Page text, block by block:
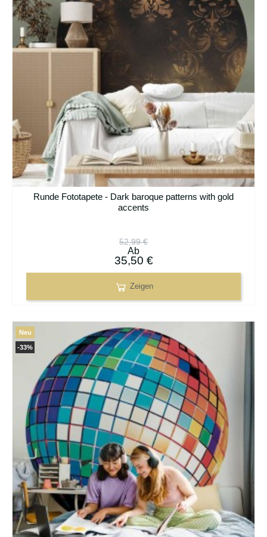
Runde Fototapete - Dark baroque patterns with gold
accents
52,99 €
Ab
35,50 €
Zeigen
-33%
Neu